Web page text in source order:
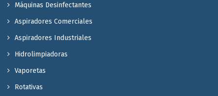
Máquinas Desinfectantes
Aspiradores Comerciales
Aspiradores Industriales
Hidrolimpiadoras
Vaporetas
Rotativas